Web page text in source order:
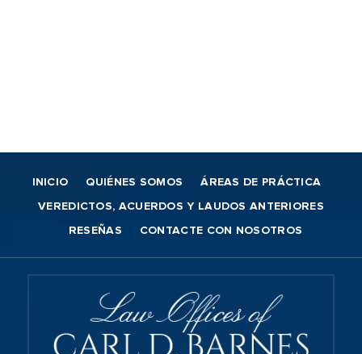
INICIO QUIÉNES SOMOS ÁREAS DE PRÁCTICA
VEREDICTOS, ACUERDOS Y LAUDOS ANTERIORES
RESEÑAS CONTACTE CON NOSOTROS